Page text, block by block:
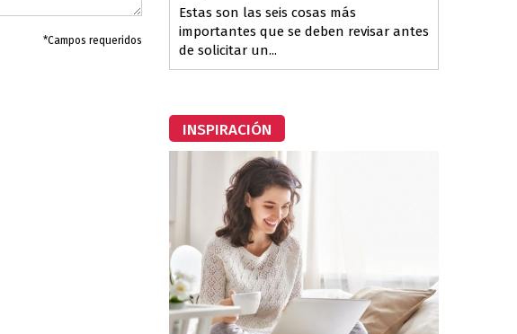
*Campos requeridos
Estas son las seis cosas más
importantes que se deben revisar antes
de solicitar un...
INSPIRACIÓN